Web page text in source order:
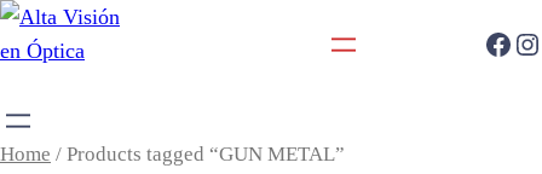
Home / Products tagged “GUN METAL”